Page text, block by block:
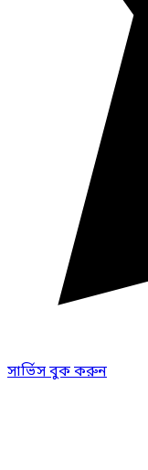
সার্ভিস বুক করুন